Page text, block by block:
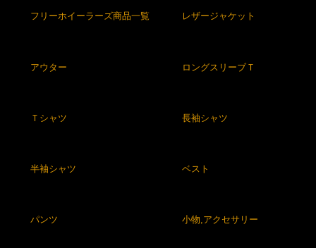
フリーホイーラーズ商品一覧 レザージャケット
アウター ロングスリーブＴ
Ｔシャツ 長袖シャツ
半袖シャツ ベスト
パンツ 小物,アクセサリー